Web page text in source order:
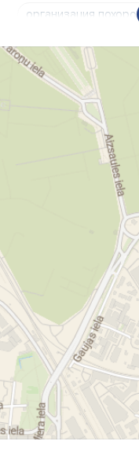
организация
проведение
накрытие
траурное
обслуживание до
сервировка
сдача внаем
организация